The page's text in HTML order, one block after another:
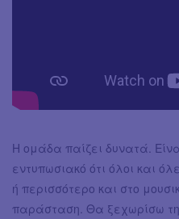
Η ομάδα παίζει δυνατά.
εντυπωσιακό ότι όλοι και
ή περισσότερο και στο
παράσταση. Θα ξεχωρίσω